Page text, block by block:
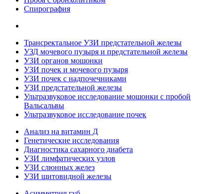
Спирография
Трансректальное УЗИ предстательной железы
УЗД мочевого пузыря и предстательной железы
УЗИ органов мошонки
УЗИ почек и мочевого пузыря
УЗИ почек с надпочечниками
УЗИ предстательной железы
Ультразвуковое исследование мошонки с пробой
Вальсальвы
Ультразвуковое исследование почек
Анализ на витамин Д
Генетические исследования
Диагностика сахарного диабета
УЗИ лимфатических узлов
УЗИ слюнных желез
УЗИ щитовидной железы